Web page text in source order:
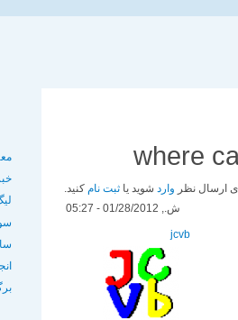
where
ارسال نظر وارد شوید یا ثبت نام کنید.
ش., 01/28/2012 - 05:27
jcvb